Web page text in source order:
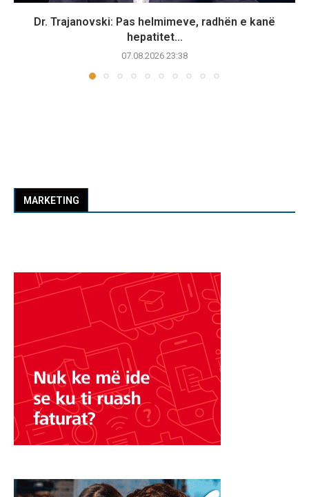
Dr. Trajanovski: Pas helmimeve, radhën e kanë
hepatitet...
07.08.2026 23:38
MARKETING